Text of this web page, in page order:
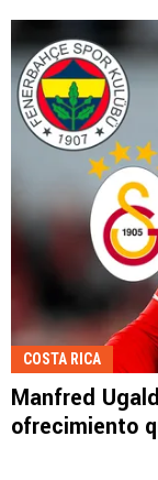
COSTA RICA
Manfred
ofrecimiento